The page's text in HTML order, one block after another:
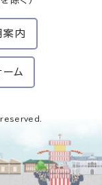
案内
ム